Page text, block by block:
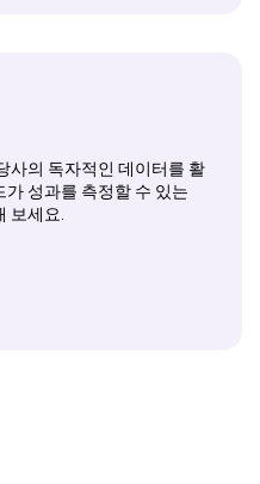
사의 독자적인 데이터를 활
성과를 측정할 수 있는
보세요.